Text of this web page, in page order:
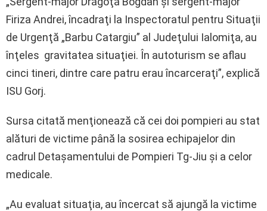
Firiza Andrei, încadraţi la Inspectoratul pentru Situaţii
de Urgenţă „Barbu Catargiu” al Judeţului Ialomiţa, au
înţeles gravitatea situaţiei. În autoturism se aflau
cinci tineri, dintre care patru erau încarceraţi”, explică
ISU Gorj.
Sursa citată menţionează că cei doi pompieri au stat
alături de victime până la sosirea echipajelor din
cadrul Detaşamentului de Pompieri Tg-Jiu şi a celor
medicale.
„Au evaluat situaţia, au încercat să ajungă la victime